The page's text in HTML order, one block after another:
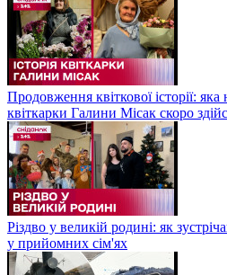
Продовження квіткової історії: яка
квіткарки Галини Місак скоро
Різдво у великій родині: як
у прийомних сім'ях